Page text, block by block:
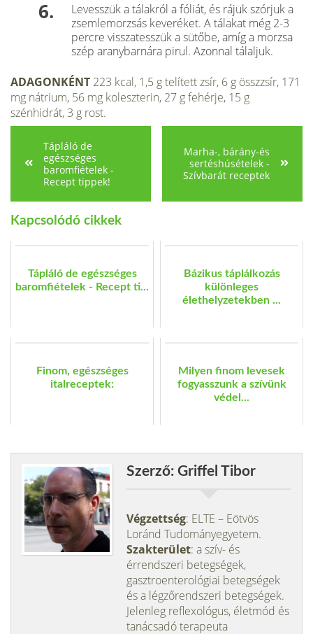
Levesszük a tálakról a fóliát, és rájuk szórjuk a
zsemlemorzsás keveréket. A tálakat még 2-3
percre visszatesszük a sütőbe, amíg a morzsa
szép aranybarnára pirul. Azonnal tálaljuk.
ADAGONKÉNT 223 kcal, 1,5 g telített zsír, 6 g összzsír, 171
mg nátrium, 56 mg koleszterin, 27 g fehérje, 15 g
szénhidrát, 3 g rost.
Tápláló de
egészséges
baromfiételek -
Recept tippek!
Marha-, bárány-és
sertéshúsételek -
Szívbarát receptek
Kapcsolódó cikkek
Tápláló de egészséges
baromfiételek - Recept ti...
Bázikus táplálkozás
különleges
élethelyzetekben ...
Finom, egészséges
italreceptek:
Milyen finom levesek
fogyasszunk a szívünk
védel...
Szerző: Griffel Tibor
Végzettség: ELTE – Eötvös
Loránd Tudományegyetem.
Szakterület: a szív- és
érrendszeri betegségek,
gasztroenterológiai betegségek
és a légzőrendszeri betegségek.
Jelenleg reflexológus, életmód és
tanácsadó terapeuta